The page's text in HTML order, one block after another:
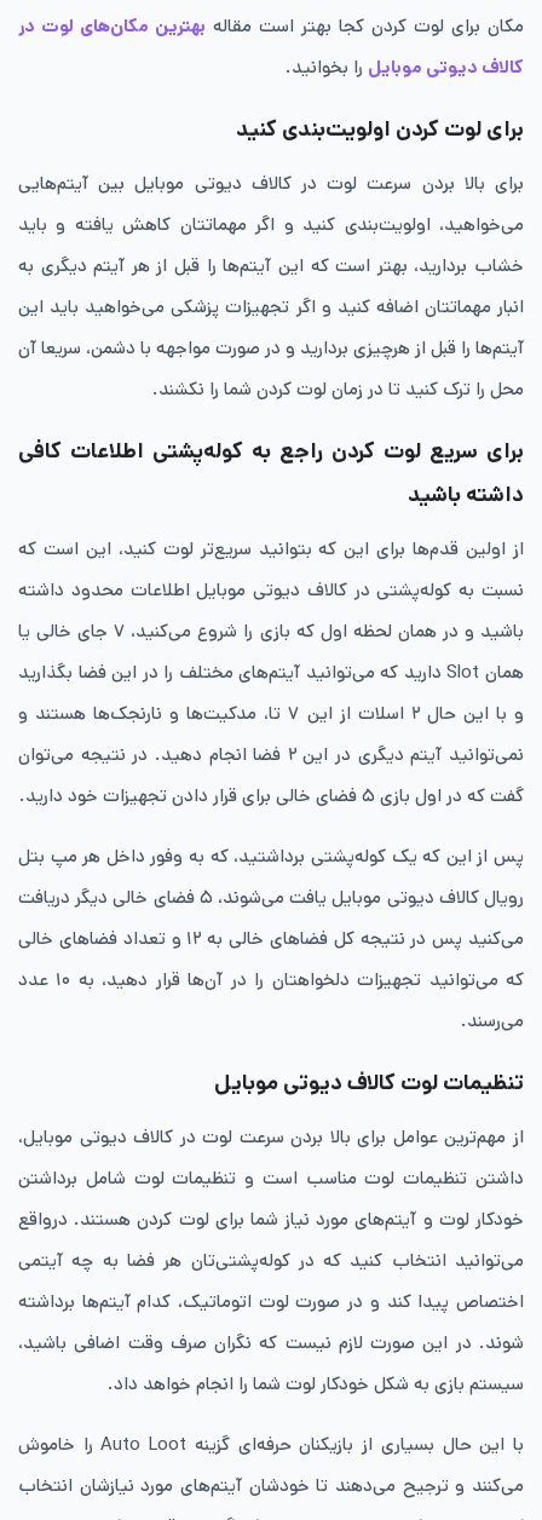
مکان برای لوت کردن کجا بهتر است مقاله بهترین مکان‌های لوت در
کالاف دیوتی موبایل را بخوانید.
برای لوت کردن اولویت‌بندی کنید
برای بالا بردن سرعت لوت در کالاف دیوتی موبایل بین آیتم‌هایی
می‌خواهید، اولویت‌بندی کنید و اگر مهماتتان کاهش یافته و باید
خشاب بردارید، بهتر است که این آیتم‌ها را قبل از هر آیتم دیگری به
انبار مهماتتان اضافه کنید و اگر تجهیزات پزشکی می‌خواهید باید این
آیتم‌ها را قبل از هرچیزی بردارید و در صورت مواجهه با دشمن، سریعا آن
محل را ترک کنید تا در زمان لوت کردن شما را نکشند.
برای سریع لوت کردن راجع به کوله‌پشتی اطلاعات کافی
داشته باشید
از اولین قدم‌ها برای این که بتوانید سریع‌تر لوت کنید، این است که
نسبت به کوله‌پشتی در کالاف دیوتی موبایل اطلاعات محدود داشته
باشید و در همان لحظه اول که بازی را شروع می‌کنید، ۷ جای خالی یا
همان Slot دارید که می‌توانید آیتم‌های مختلف را در این فضا بگذارید
و با این حال ۲ اسلات از این ۷ تا، مدکیت‌ها و نارنجک‌ها هستند و
نمی‌توانید آیتم دیگری در این ۲ فضا انجام دهید. در نتیجه می‌توان
گفت که در اول بازی ۵ فضای خالی برای قرار دادن تجهیزات خود دارید.
پس از این که یک کوله‌پشتی برداشتید، که به وفور داخل هر مپ بتل
رویال کالاف دیوتی موبایل یافت می‌شوند، ۵ فضای خالی دیگر دریافت
می‌کنید پس در نتیجه کل فضاهای خالی به ۱۲ و تعداد فضاهای خالی
که می‌توانید تجهیزات دلخواهتان را در آن‌ها قرار دهید، به ۱۰ عدد
می‌رسند.
تنظیمات لوت کالاف دیوتی موبایل
از مهم‌ترین عوامل برای بالا بردن سرعت لوت در کالاف دیوتی موبایل،
داشتن تنظیمات لوت مناسب است و تنظیمات لوت شامل برداشتن
خودکار لوت و آیتم‌های مورد نیاز شما برای لوت کردن هستند. درواقع
می‌توانید انتخاب کنید که در کوله‌پشتی‌تان هر فضا به چه آیتمی
اختصاص پیدا کند و در صورت لوت اتوماتیک، کدام آیتم‌ها برداشته
شوند. در این صورت لازم نیست که نگران صرف وقت اضافی باشید،
سیستم بازی به شکل خودکار لوت شما را انجام خواهد داد.
با این حال بسیاری از بازیکنان حرفه‌ای گزینه Auto Loot را خاموش
می‌کنند و ترجیح می‌دهند تا خودشان آیتم‌های مورد نیازشان انتخاب